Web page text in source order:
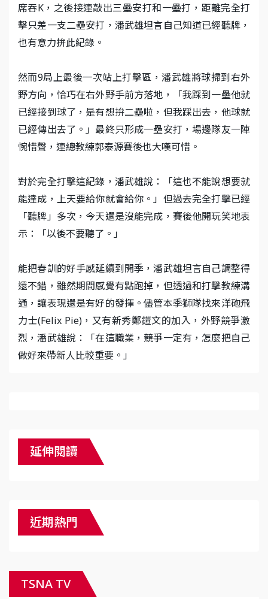
席吞K，之後接連敲出三壘安打和一壘打，距離完全打
擊只差一支二壘安打，潘武雄坦言自己知道已經聽牌，
也有意力拚此紀錄。
然而9局上最後一次站上打擊區，潘武雄將球掃到右外
野方向，恰巧在右外野手前方落地，「我踩到一壘他就
已經接到球了，是有想拚二壘啦，但我踩出去，他球就
已經傳出去了。」最終只形成一壘安打，場邊隊友一陣
惋惜聲，連總教練郭泰源賽後也大嘆可惜。
對於完全打擊這紀錄，潘武雄說：「這也不能說想要就
能達成，上天要給你就會給你。」但過去完全打擊已經
「聽牌」多次，今天還是沒能完成，賽後他開玩笑地表
示：「以後不要聽了。」
能把春訓的好手感延續到開季，潘武雄坦言自己調整得
還不錯，雖然期間感覺有點跑掉，但透過和打擊教練溝
通，讓表現還是有好的發揮。儘管本季獅隊找來洋砲飛
力士(Felix Pie)，又有新秀鄭鎧文的加入，外野競爭激
烈，潘武雄說：「在這職業，競爭一定有，怎麼把自己
做好來帶新人比較重要。」
延伸閱讀
近期熱門
TSNA TV